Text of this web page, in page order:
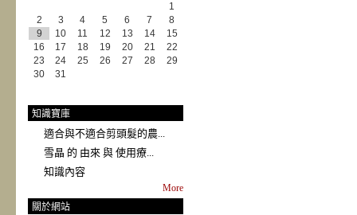
1
2
3 4 5 6 7
8
9
10 11 12 13 14
15
16
17 18 19 20 21
22
23
24 25 26 27 28
29
30
31
知識寶庫
適合與不適合剪頭髮的農...
雪晶 的 由來 與 使用療...
知識內容
More
關於網站